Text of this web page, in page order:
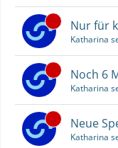
Nur für
Katharina
Noch 6
Katharina
Neue
Katharina